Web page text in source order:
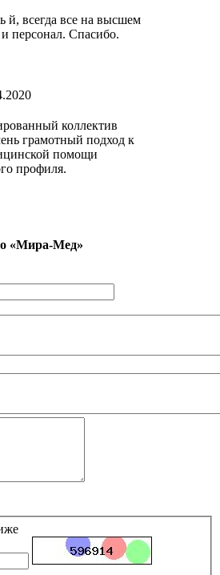
й, всегда все на высшем
персонал. Спасибо.
коллектив
грамотный подход к
помощи
профиля.
«Мира-Мед»